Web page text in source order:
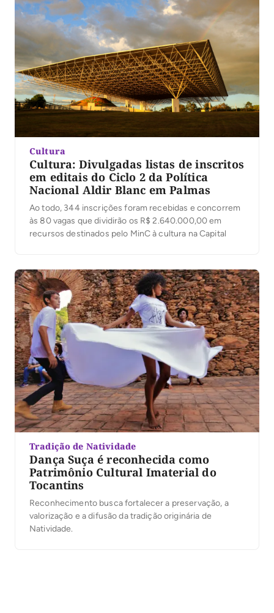
Cultura
Cultura: Divulgadas listas de inscritos
em editais do Ciclo 2 da Política
Nacional Aldir Blanc em Palmas
Ao todo, 344 inscrições foram recebidas e concorrem
às 80 vagas que dividirão os R$ 2.640.000,00 em
recursos destinados pelo MinC à cultura na Capital
Tradição de Natividade
Dança Suça é reconhecida como
Patrimônio Cultural Imaterial do
Tocantins
Reconhecimento busca fortalecer a preservação, a
valorização e a difusão da tradição originária de
Natividade.